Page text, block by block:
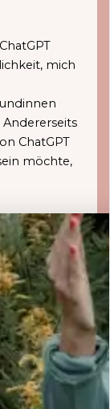
mich
ChatGPT
möchte,